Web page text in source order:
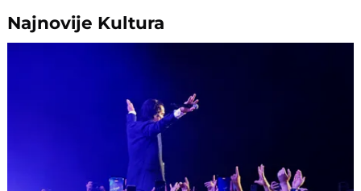
Najnovije Kultura